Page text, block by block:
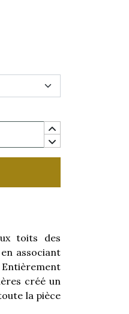
toits des
associant
créé un
la pièce